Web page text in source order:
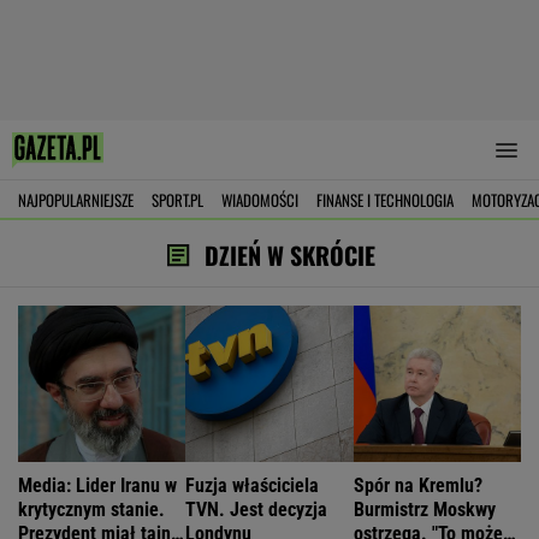
NAJPOPULARNIEJSZE SPORT.PL WIADOMOŚCI FINANSE I TECHNOLOGIA
DZIEŃ W SKRÓCIE
Media: Lider Iranu w
krytycznym stanie.
Prezydent miał tajne
Fuzja właściciela
TVN. Jest decyzja
Londynu
Spór na Kremlu?
Burmistrz Moskwy
ostrzega. "To może